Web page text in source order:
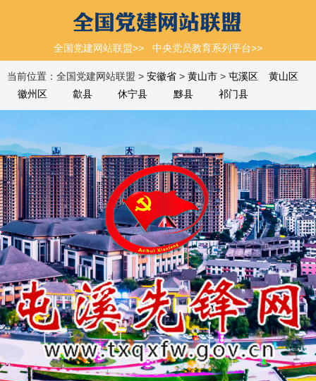
全国党建网站联盟>> 中央党员教育系列平台>>
当前位置：全国党建网站联盟 > 安徽省 > 黄山市 > 屯溪区
黄山区
徽州区
歙县 休宁县 黟县 祁门县